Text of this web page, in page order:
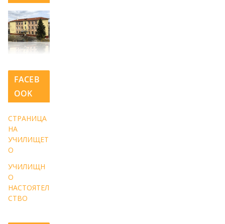
FACEB
OOK
СТРАНИЦА
НА
УЧИЛИЩЕТ
О
УЧИЛИЩН
О
НАСТОЯТЕЛ
СТВО